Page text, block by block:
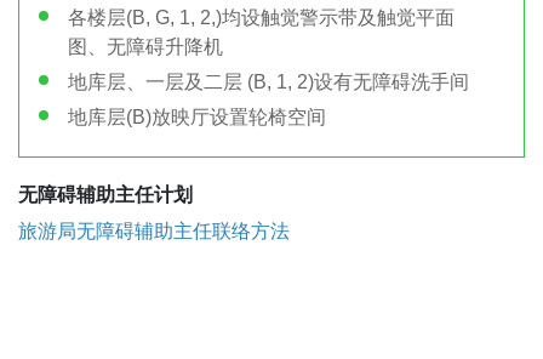
各楼层(B, G, 1, 2,)均设触觉警示带及触觉平面
图、无障碍升降机
地库层、一层及二层 (B, 1, 2)设有无障碍洗手间
地库层(B)放映厅设置轮椅空间
无障碍辅助主任计划
旅游局无障碍辅助主任联络方法